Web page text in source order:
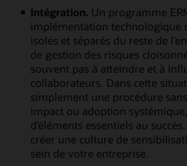
Intégration. Un programme
implémentation technologique
isolés et séparés du reste de
de gestion des risques
souvent pas à atteindre et à
collaborateurs. Dans cette
simplement une procédure
impact ou adoption
d’éléments essentiels au
créer une culture de
sein de votre entreprise.